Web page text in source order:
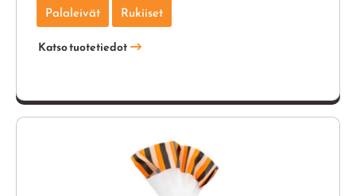
Palaleivät Rukiiset
Katso tuotetiedot